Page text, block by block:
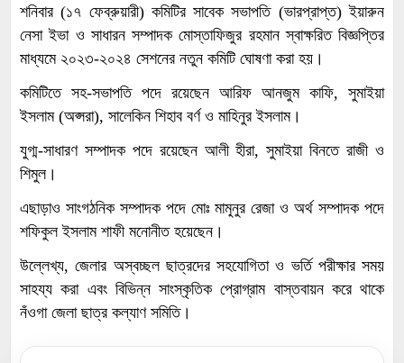
শনিবার (১৭ ফেব্রুয়ারী) কমিটির সাবেক সভাপতি (ভারপ্রাপ্ত) ইয়ারুন
নেসা ইভা ও সাধারন সম্পাদক মোস্তাফিজুর রহমান স্বাক্ষরিত বিজ্ঞপ্তির
মাধ্যমে ২০২৩-২০২৪ সেশনের নতুন কমিটি ঘোষণা করা হয়।
কমিটিতে সহ-সভাপতি পদে রয়েছেন আরিফ আনজুম কাফি, সুমাইয়া
ইসলাম (অপ্সরা), সালেকিন শিহাব বর্ণ ও মাহিনুর ইসলাম।
যুগ্ম-সাধারণ সম্পাদক পদে রয়েছেন আলী হীরা, সুমাইয়া বিনতে রাজী ও
শিমুল।
এছাড়াও সাংগঠনিক সম্পাদক পদে মোঃ মামুনুর রেজা ও অর্থ সম্পাদক পদে
শফিকুল ইসলাম শাফী মনোনীত হয়েছেন।
উল্লেখ্য, জেলার অস্বচ্ছল ছাত্রদের সহযোগিতা ও ভর্তি পরীক্ষার সময়
সাহয্য করা এবং বিভিন্ন সাংস্কৃতিক প্রোগ্রাম বাস্তবায়ন করে থাকে
নঁওগা জেলা ছাত্র কল্যাণ সমিতি।